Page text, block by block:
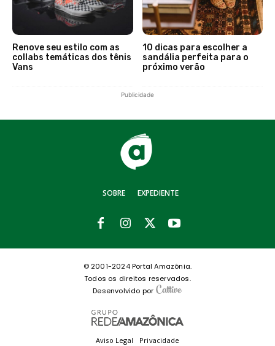
Renove seu estilo com as
collabs temáticas dos tênis
Vans
10 dicas para escolher a
sandália perfeita para o
próximo verão
Publicidade
SOBRE EXPEDIENTE
© 2001-2024 Portal Amazônia.
Todos os direitos reservados.
Desenvolvido por
Aviso Legal Privacidade